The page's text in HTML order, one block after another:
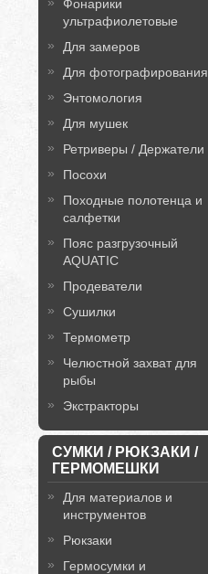
Фонарики
ультрафиолетовые
Для замеров
Для фотографирования
Энтомология
Для мушек
Ретриверы / Держатели
Посохи
Походные полотенца и
салфетки
Пояс разгрузочный
AQUATIC
Продеватели
Сушилки
Термометр
Челюстной захват для
рыбы
Экстракторы
СУМКИ / РЮКЗАКИ /
ГЕРМОМЕШКИ
Для материалов и
инструментов
Рюкзаки
Гермосумки и